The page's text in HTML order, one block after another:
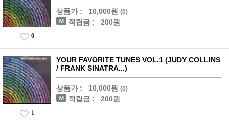
상품가 : 10,000원 (0)
적립금 : 200원
0
YOUR FAVORITE TUNES VOL.1 (JUDY COLLINS
/ FRANK SINATRA...)
상품가 : 10,000원 (0)
적립금 : 200원
1